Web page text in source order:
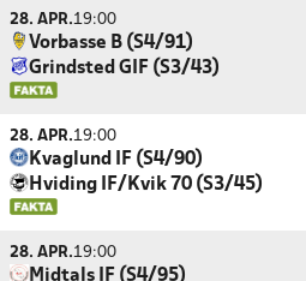
28. APR.19:00
Vorbasse B (S4/91)
Grindsted GIF (S3/43)
28. APR.19:00
Kvaglund IF (S4/90)
Hviding IF/Kvik 70 (S3/45)
28. APR.19:00
Midtals IF (S4/95)